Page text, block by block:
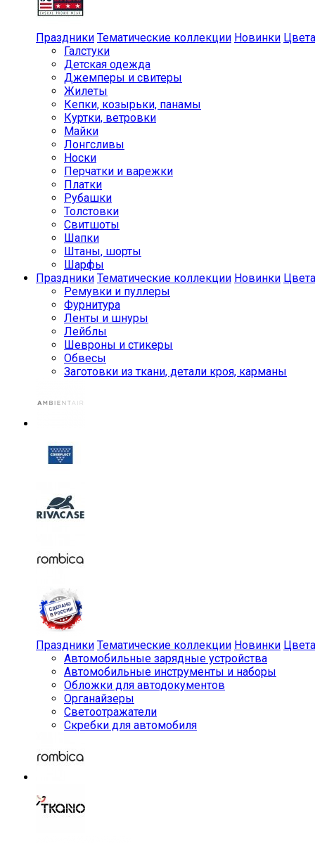
Праздники Тематические коллекции Новинки Цвета
Галстуки
Детская одежда
Джемперы и свитеры
Жилеты
Кепки, козырьки, панамы
Куртки, ветровки
Майки
Лонгсливы
Носки
Перчатки и варежки
Платки
Рубашки
Толстовки
Свитшоты
Шапки
Штаны, шорты
Шарфы
Праздники Тематические коллекции Новинки Цвета
Ремувки и пуллеры
Фурнитура
Ленты и шнуры
Лейблы
Шевроны и стикеры
Обвесы
Заготовки из ткани, детали кроя, карманы
Праздники Тематические коллекции Новинки Цвета
Автомобильные зарядные устройства
Автомобильные инструменты и наборы
Обложки для автодокументов
Органайзеры
Светоотражатели
Скребки для автомобиля